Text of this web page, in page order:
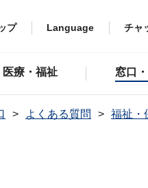
プ Language チャ
医療・福祉 窓口
よくある質問 福祉・